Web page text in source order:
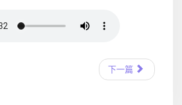
下一篇